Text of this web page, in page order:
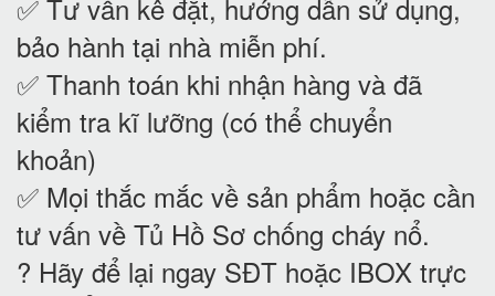
✅ Tư vấn kê đặt, hướng dẫn sử dụng,
bảo hành tại nhà miễn phí.
✅ Thanh toán khi nhận hàng và đã
kiểm tra kĩ lưỡng (có thể chuyển
khoản)
✅ Mọi thắc mắc về sản phẩm hoặc cần
tư vấn về Tủ Hồ Sơ chống cháy nổ.
? Hãy để lại ngay SĐT hoặc IBOX trực